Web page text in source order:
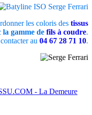
les coloris des tissus
la gamme de fils à coudre.
au 04 67 28 71 10.